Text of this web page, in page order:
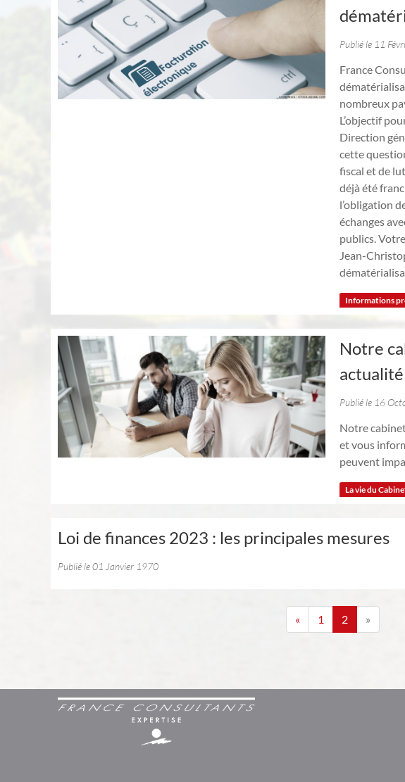
Publié le 11
France
nombreux
L’objectif
Direction
cette
fiscal et de
déjà été
l’obligation
échanges
publics.
Jean-
Informations
Notre
Publié le 16
Notre
et vous
peuvent
La vie du
Loi de finances 2023 : les principales mesures
Publié le 01 Janvier 1970
« 1 2 »